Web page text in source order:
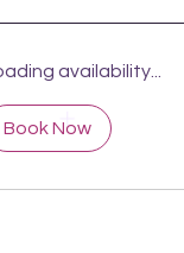
availability...
Book Now